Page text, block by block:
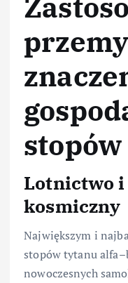
Lotnictwo i
kosmiczny
Największym i
stopów tytanu
nowoczesnych